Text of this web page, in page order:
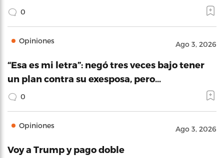
0
Opiniones Ago 3, 2026
“Esa es mi letra”: negó tres veces bajo tener
un plan contra su exesposa, pero…
0
Opiniones Ago 3, 2026
Voy a Trump y pago doble